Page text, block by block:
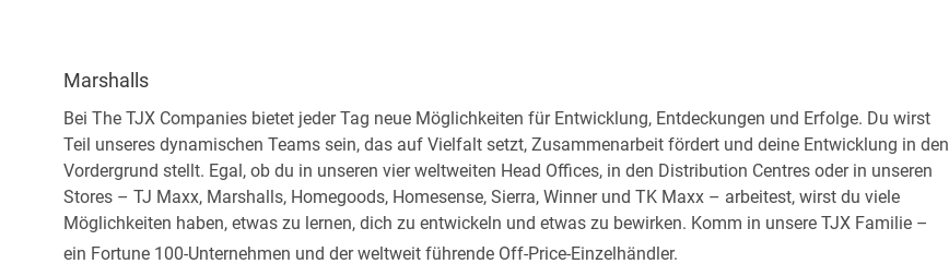
Marshalls
Bei The TJX Companies bietet jeder Tag neue Möglichkeiten für Entwicklung, Entdeckungen und Erfolge. Du wirst
Teil unseres dynamischen Teams sein, das auf Vielfalt setzt, Zusammenarbeit fördert und deine Entwicklung in den
Vordergrund stellt. Egal, ob du in unseren vier weltweiten Head Offices, in den Distribution Centres oder in unseren
Stores – TJ Maxx, Marshalls, Homegoods, Homesense, Sierra, Winner und TK Maxx – arbeitest, wirst du viele
Möglichkeiten haben, etwas zu lernen, dich zu entwickeln und etwas zu bewirken. Komm in unsere TJX Familie –
ein Fortune 100-Unternehmen und der weltweit führende Off-Price-Einzelhändler.